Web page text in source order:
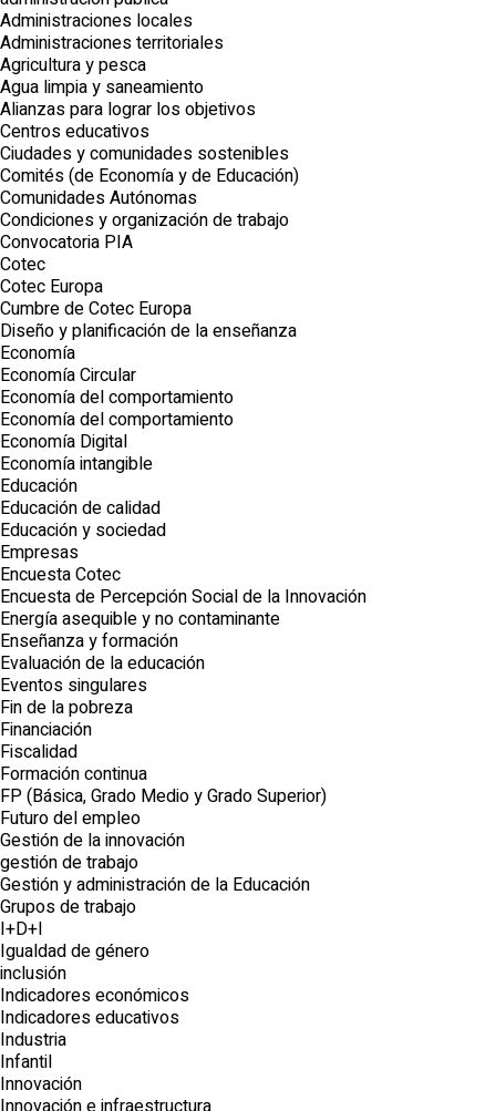
Administraciones locales
Administraciones territoriales
Agricultura y pesca
Agua limpia y saneamiento
Alianzas para lograr los objetivos
Centros educativos
Ciudades y comunidades sostenibles
Comités (de Economía y de Educación)
Comunidades Autónomas
Condiciones y organización de trabajo
Convocatoria PIA
Cotec
Cotec Europa
Cumbre de Cotec Europa
Diseño y planificación de la enseñanza
Economía
Economía Circular
Economía del comportamiento
Economía del comportamiento
Economía Digital
Economía intangible
Educación
Educación de calidad
Educación y sociedad
Empresas
Encuesta Cotec
Encuesta de Percepción Social de la Innovación
Energía asequible y no contaminante
Enseñanza y formación
Evaluación de la educación
Eventos singulares
Fin de la pobreza
Financiación
Fiscalidad
Formación continua
FP (Básica, Grado Medio y Grado Superior)
Futuro del empleo
Gestión de la innovación
gestión de trabajo
Gestión y administración de la Educación
Grupos de trabajo
I+D+I
Igualdad de género
inclusión
Indicadores económicos
Indicadores educativos
Industria
Infantil
Innovación